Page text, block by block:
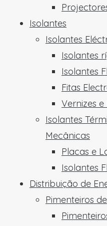
Isolantes
Isolantes
Isolantes
Isolantes
Fitas
Vernizes e
Isolantes
Mecânicas
Placas e
Isolantes
Distribuição de
Pimenteiros